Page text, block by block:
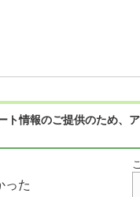
ト情報のご提供のため
った